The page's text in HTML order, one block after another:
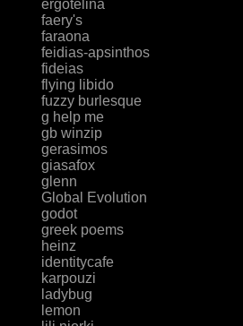
ergotelina
faery's
faraona
feidias-apsinthos
fideias
flying libido
fuzzy burlesque
g help me
gb winzip
gerasimos
giasafox
glenn
Global Evolution
godot
greek poems
heinz
identitycafe
karpouzi
ladybug
lemon